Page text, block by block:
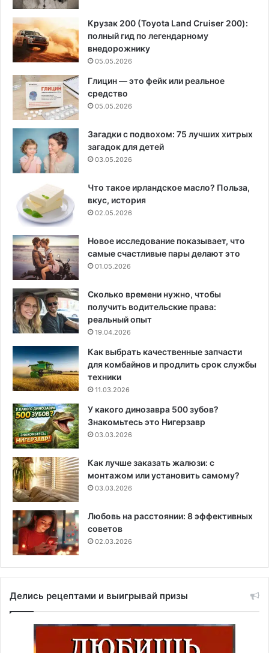
Крузак 200 (Toyota Land Cruiser 200):
полный гид по легендарному
внедорожнику
05.05.2026
Глицин — это фейк или реальное
средство
05.05.2026
Загадки с подвохом: 75 лучших хитрых
загадок для детей
03.05.2026
Что такое ирландское масло? Польза,
вкус, история
02.05.2026
Новое исследование показывает, что
самые счастливые пары делают это
01.05.2026
Сколько времени нужно, чтобы
получить водительские права:
реальный опыт
19.04.2026
Как выбрать качественные запчасти
для комбайнов и продлить срок службы
техники
11.03.2026
У какого динозавра 500 зубов?
Знакомьтесь это Нигерзавр
03.03.2026
Как лучше заказать жалюзи: с
монтажом или установить самому?
03.03.2026
Любовь на расстоянии: 8 эффективных
советов
02.03.2026
Делись рецептами и выигрывай призы